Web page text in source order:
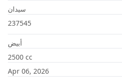
سيدان
237545
أبيض
2500 cc
Apr 06, 2026